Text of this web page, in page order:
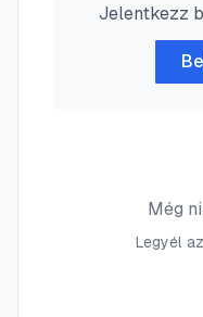
Jelentkezz
Még
Legyél